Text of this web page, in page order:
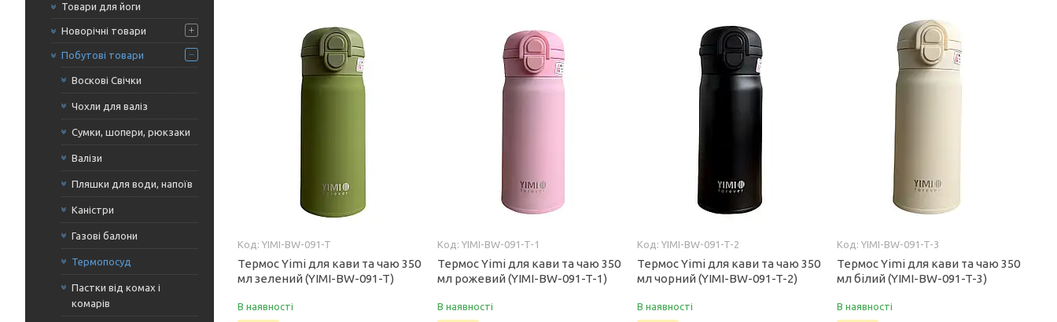
Товари для йоги
Новорічні товари
Побутові товари
Воскові Свічки
Чохли для валіз
Сумки, шопери, рюкзаки
Валізи
Пляшки для води, напоїв
Каністри
Газові балони
Термопосуд
Пастки від комах і
комарів
YIMI-BW-091-T
Термос Yimi для кави та чаю 350
мл зелений (YIMI-BW-091-T)
В наявності
YIMI-BW-091-T-1
Термос Yimi для кави та чаю 350
мл рожевий (YIMI-BW-091-T-1)
В наявності
YIMI-BW-091-T-2
Термос Yimi для кави та чаю 350
мл чорний (YIMI-BW-091-T-2)
В наявності
YIMI-BW-091-T-3
Термос Yimi для кави та чаю 350
мл білий (YIMI-BW-091-T-3)
В наявності